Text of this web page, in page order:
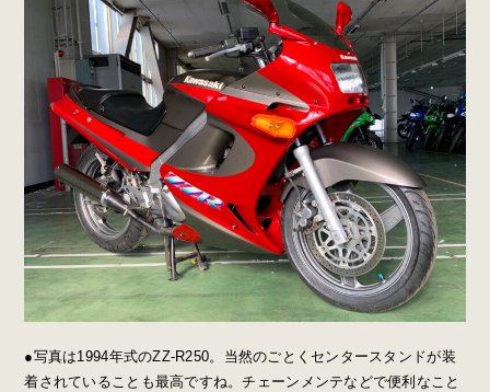
●写真は1994年式のZZ-R250。当然のごとくセンタースタンドが装
着されていることも最高ですね。チェーンメンテなどで便利なこと